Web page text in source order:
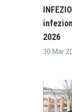
2026
30 Mar